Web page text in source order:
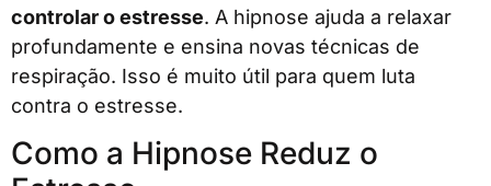
controlar o estresse. A hipnose ajuda a relaxar
profundamente e ensina novas técnicas de
respiração. Isso é muito útil para quem luta
contra o estresse.
Como a Hipnose Reduz o